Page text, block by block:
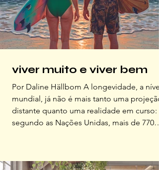
viver muito e viver bem
Por Daline Hällbom A longevidade, a nível
mundial, já não é mais tanto uma projeção
distante quanto uma realidade em curso:
segundo as Nações Unidas, mais de 770